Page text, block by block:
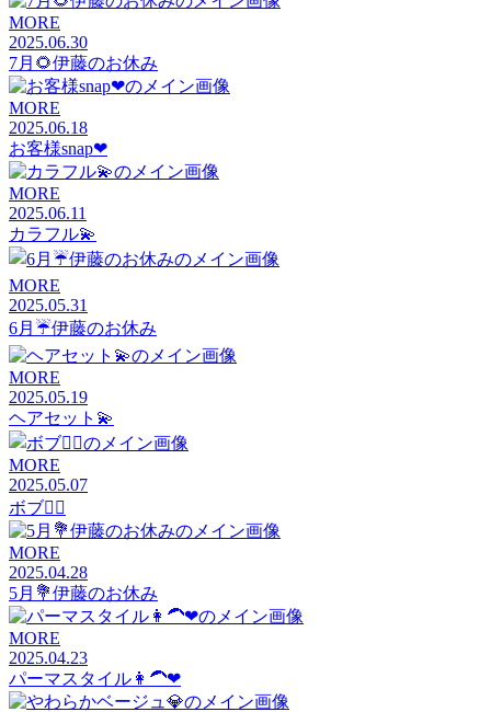
MORE
2025.06.30
7月🌻伊藤のお休み
MORE
2025.06.18
お客様snap❤︎
MORE
2025.06.11
カラフル💫
MORE
2025.05.31
6月☔️伊藤のお休み
MORE
2025.05.19
ヘアセット💫
MORE
2025.05.07
ボブ❤️‍🔥
MORE
2025.04.28
5月💐伊藤のお休み
MORE
2025.04.23
パーマスタイル👩‍🦱❤︎